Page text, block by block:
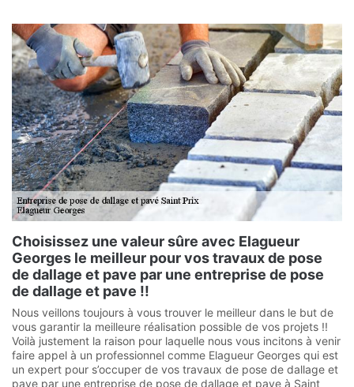
Choisissez une valeur sûre avec Elagueur
Georges le meilleur pour vos travaux de pose
de dallage et pave par une entreprise de pose
de dallage et pave !!
Nous veillons toujours à vous trouver le meilleur dans le but de
vous garantir la meilleure réalisation possible de vos projets !!
Voilà justement la raison pour laquelle nous vous incitons à venir
faire appel à un professionnel comme Elagueur Georges qui est
un expert pour s’occuper de vos travaux de pose de dallage et
pave par une entreprise de pose de dallage et pave à Saint